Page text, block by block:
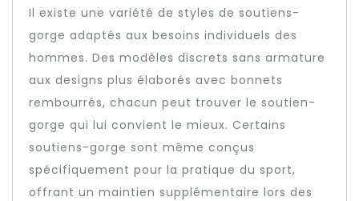
Il existe une variété de styles de soutiens-
gorge adaptés aux besoins individuels des
hommes. Des modèles discrets sans armature
aux designs plus élaborés avec bonnets
rembourrés, chacun peut trouver le soutien-
gorge qui lui convient le mieux. Certains
soutiens-gorge sont même conçus
spécifiquement pour la pratique du sport,
offrant un maintien supplémentaire lors des